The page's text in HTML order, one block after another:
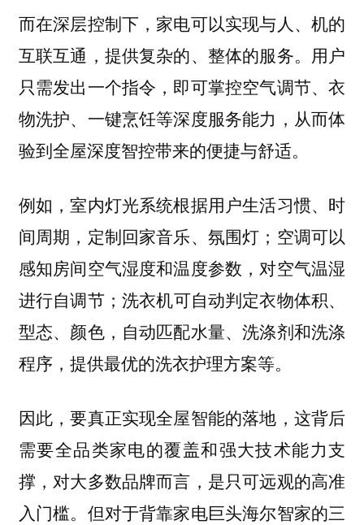
而在深层控制下，家电可以实现与人、机的
互联互通，提供复杂的、整体的服务。用户
只需发出一个指令，即可掌控空气调节、衣
物洗护、一键烹饪等深度服务能力，从而体
验到全屋深度智控带来的便捷与舒适。
例如，室内灯光系统根据用户生活习惯、时
间周期，定制回家音乐、氛围灯；空调可以
感知房间空气湿度和温度参数，对空气温湿
进行自调节；洗衣机可自动判定衣物体积、
型态、颜色，自动匹配水量、洗涤剂和洗涤
程序，提供最优的洗衣护理方案等。
因此，要真正实现全屋智能的落地，这背后
需要全品类家电的覆盖和强大技术能力支
撑，对大多数品牌而言，是只可远观的高准
入门槛。但对于背靠家电巨头海尔智家的三